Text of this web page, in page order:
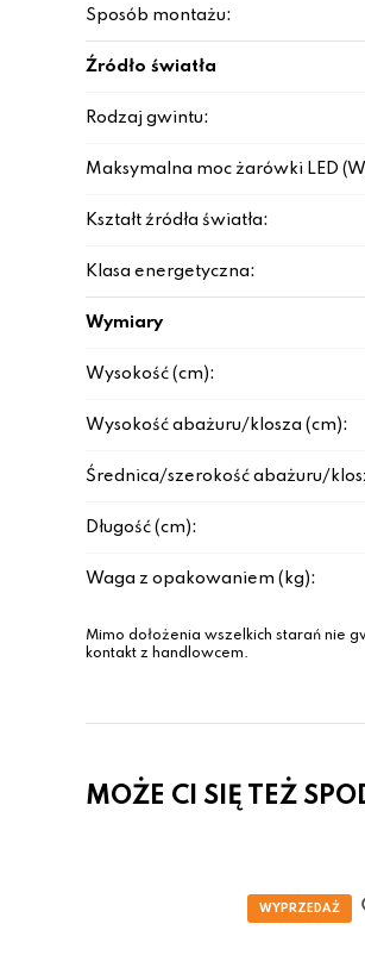
Sposób montażu:
Źródło światła
Rodzaj gwintu:
Maksymalna moc żarówki LED
Kształt źródła światła:
Klasa energetyczna:
Wymiary
Wysokość (cm):
Wysokość abażuru/klosza (cm):
Średnica/szerokość abażuru/
Długość (cm):
Waga z opakowaniem (kg):
Mimo dołożenia wszelkich starań nie
kontakt z handlowcem.
MOŻE CI SIĘ TEŻ